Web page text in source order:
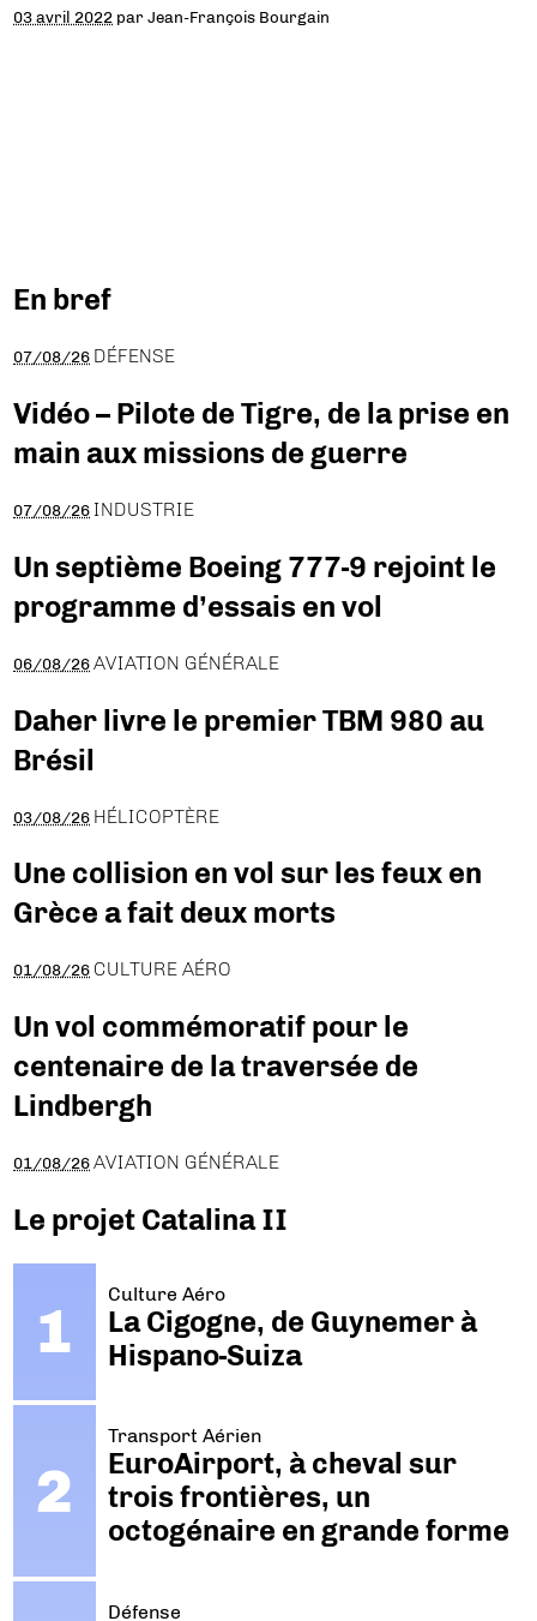
03 avril 2022 parJean-François Bourgain
En bref
07/08/26 DÉFENSE
Vidéo – Pilote de Tigre, de la prise en
main aux missions de guerre
07/08/26 INDUSTRIE
Un septième Boeing 777-9 rejoint le
programme d’essais en vol
06/08/26 AVIATION GÉNÉRALE
Daher livre le premier TBM 980 au
Brésil
03/08/26 HÉLICOPTÈRE
Une collision en vol sur les feux en
Grèce a fait deux morts
01/08/26 CULTURE AÉRO
Un vol commémoratif pour le
centenaire de la traversée de
Lindbergh
01/08/26 AVIATION GÉNÉRALE
Le projet Catalina II
Culture Aéro
La Cigogne, de Guynemer à
Hispano-Suiza
Transport Aérien
EuroAirport, à cheval sur
trois frontières, un
octogénaire en grande forme
Défense